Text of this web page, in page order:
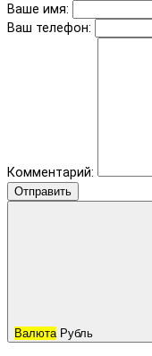
Ваше имя:
Ваш телефон:
Комментарий:
Отправить
Валюта Рубль